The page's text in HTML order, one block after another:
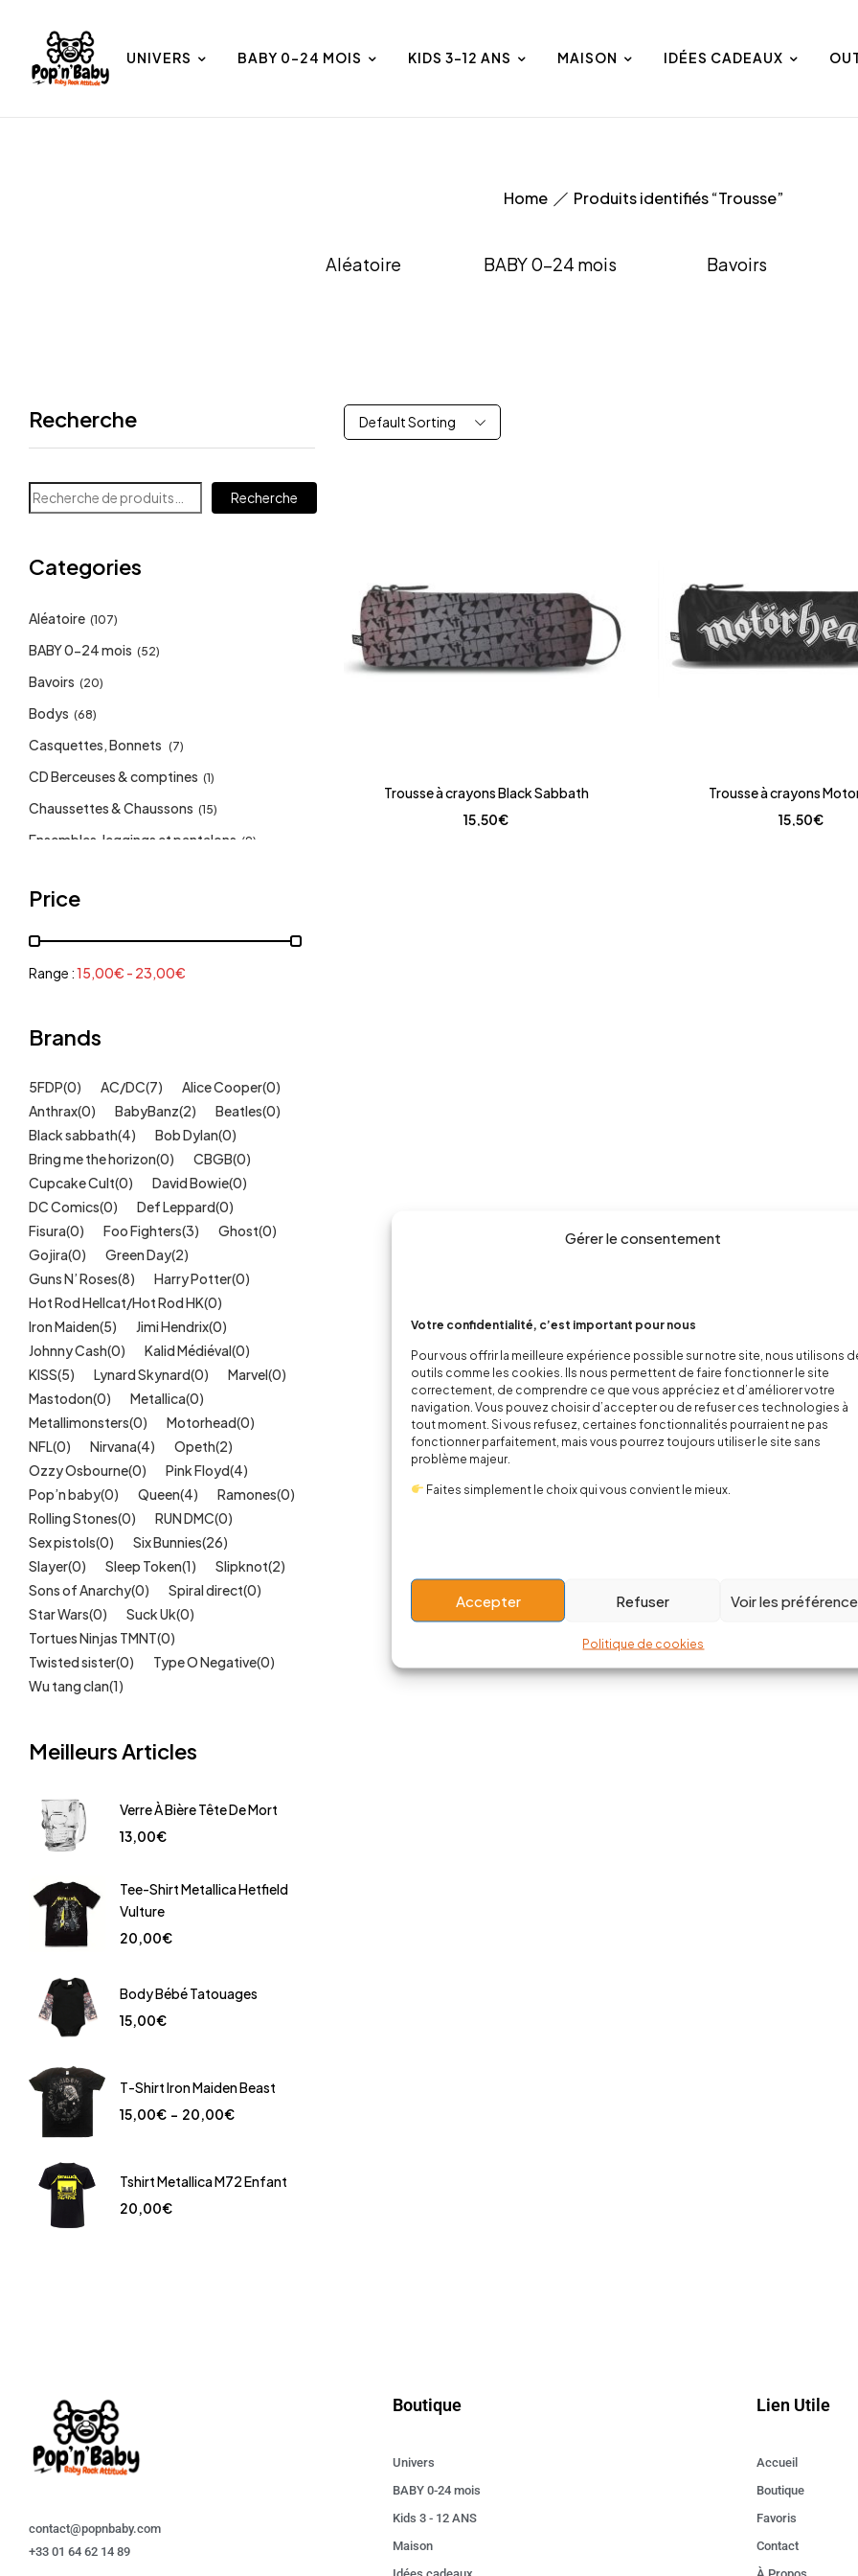
Gérer le consentement
Votre confidentialité, c’est important pour nous
Pour vous offrir la meilleure expérience possible sur notre site, nous utilisons
outils comme les cookies. Ils nous permettent de faire fonctionner le site
correctement, de comprendre ce que vous appréciez et d’améliorer votre
navigation. Vous pouvez choisir d’accepter ou de refuser ces technologies à
tout moment. Si vous refusez, certaines fonctionnalités pourraient ne pas
fonctionner parfaitement, mais vous pourrez toujours utiliser le site sans
problème majeur.
Faites simplement le choix qui vous convient le mieux.
Accepter Refuser Voir les
Politique de cookies
UNIVERS BABY 0-24 MOIS KIDS 3-12 ANS MAISON IDÉES CADEAUX
Home Produits identifiés “Trousse”
Aléatoire BABY 0-24 mois Bavoirs
Recherche
Recherche
Categories
Aléatoire (107)
BABY 0-24 mois (52)
Bavoirs (20)
Bodys (68)
Casquettes, Bonnets (7)
CD Berceuses & comptines (1)
Chaussettes & Chaussons (15)
Ensembles, leggings et pantalons (9)
Mode Fille
Mode Garçon
Sweat, pulls, gilets (6)
Tétines (11)
Kids (209)
Outlet (40)
Univers (422)
Price
Range :15,00€ - 23,00€
Brands
5FDP(0) AC/DC(7) Alice Cooper(0)
Anthrax(0) BabyBanz(2) Beatles(0)
Black sabbath(4) Bob Dylan(0)
Bring me the horizon(0) CBGB(0)
Cupcake Cult(0) David Bowie(0)
DC Comics(0) Def Leppard(0)
Fisura(0) Foo Fighters(3) Ghost(0)
Gojira(0) Green Day(2)
Guns N’ Roses(8) Harry Potter(0)
Hot Rod Hellcat/Hot Rod HK(0)
Iron Maiden(5) Jimi Hendrix(0)
Johnny Cash(0) Kalid Médiéval(0)
KISS(5) Lynard Skynard(0) Marvel(0)
Mastodon(0) Metallica(0)
Metallimonsters(0) Motorhead(0)
NFL(0) Nirvana(4) Opeth(2)
Ozzy Osbourne(0) Pink Floyd(4)
Pop’n baby(0) Queen(4) Ramones(0)
Rolling Stones(0) RUN DMC(0)
Sex pistols(0) Six Bunnies(26)
Slayer(0) Sleep Token(1) Slipknot(2)
Sons of Anarchy(0) Spiral direct(0)
Star Wars(0) Suck Uk(0)
Tortues Ninjas TMNT(0)
Twisted sister(0) Type O Negative(0)
Wu tang clan(1)
Meilleurs Articles
Verre À Bière Tête De Mort
13,00€
Tee-Shirt Metallica Hetfield
Vulture
20,00€
Body Bébé Tatouages
15,00€
T-Shirt Iron Maiden Beast
15,00€ – 20,00€
Tshirt Metallica M72 Enfant
20,00€
Default Sorting
Trousse à crayons Black Sabbath
15,50€
Trousse à crayons
15,50€
contact@popnbaby.com
+33 01 64 62 14 89
Boutique
Univers
BABY 0-24 mois
Kids 3 - 12 ANS
Maison
Lien Utile
Accueil
Boutique
Favoris
Contact